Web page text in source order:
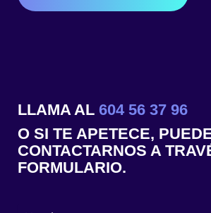
LLAMA AL 604 56 37 96
O SI TE APETECE,
CONTACTARNOS A
FORMULARIO.